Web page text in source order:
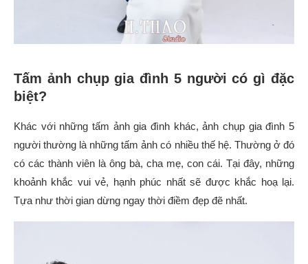
Tấm ảnh chụp gia đình 5 người có gì đặc
biệt?
Khác với những tấm ảnh gia đình khác, ảnh chụp gia đình 5
người thường là những tấm ảnh có nhiều thế hệ. Thường ở đó
có các thành viên là ông bà, cha mẹ, con cái. Tại đây, những
khoảnh khắc vui vẻ, hạnh phúc nhất sẽ được khắc hoạ lại.
Tựa như thời gian dừng ngay thời điềm đẹp đẽ nhất.